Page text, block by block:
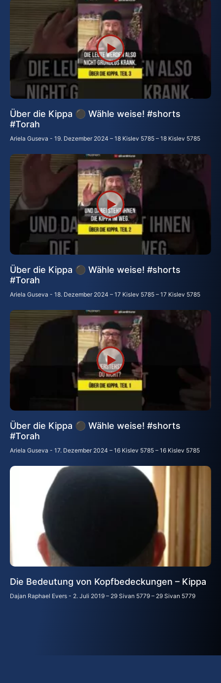
Über die Kippa ⚫ Wähle weise! #shorts
#Torah
Ariela Guseva 19. Dezember 2024 – 18 Kislev 5785 – 18 Kislev 5785
Über die Kippa ⚫ Wähle weise! #shorts
#Torah
Ariela Guseva 18. Dezember 2024 – 17 Kislev 5785 – 17 Kislev 5785
Über die Kippa ⚫ Wähle weise! #shorts
#Torah
Ariela Guseva 17. Dezember 2024 – 16 Kislev 5785 – 16 Kislev 5785
Die Bedeutung von Kopfbedeckungen – Kippa
Dajan Raphael Evers 2. Juli 2019 – 29 Sivan 5779 – 29 Sivan 5779